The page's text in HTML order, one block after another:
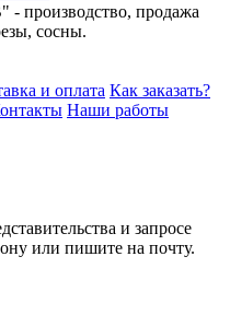
продажа
сосны.
и оплата Как заказать?
Наши работы
и запросе
или пишите на почту.